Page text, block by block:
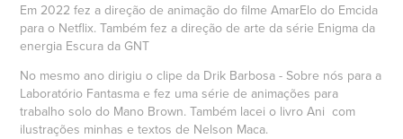
Em 2022 fez a direção de animação do filme AmarElo do Emcida
para o Netflix. Também fez a direção de arte da série Enigma da
energia Escura da GNT
No mesmo ano dirigiu o clipe da Drik Barbosa - Sobre nós para a
Laboratório Fantasma e fez uma série de animações para
trabalho solo do Mano Brown. Também lacei o livro Ani com
ilustrações minhas e textos de Nelson Maca.